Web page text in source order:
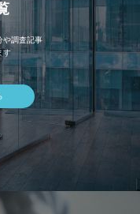
や調査記事
す